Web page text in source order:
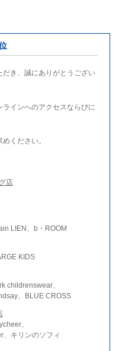
だき、誠にありがとうござい
インへのアクセスならびに
ください。
店
LIEN、b・ROOM
KIDS
childrenswear、
、BLUE CROSS
、
キリンのソフィ